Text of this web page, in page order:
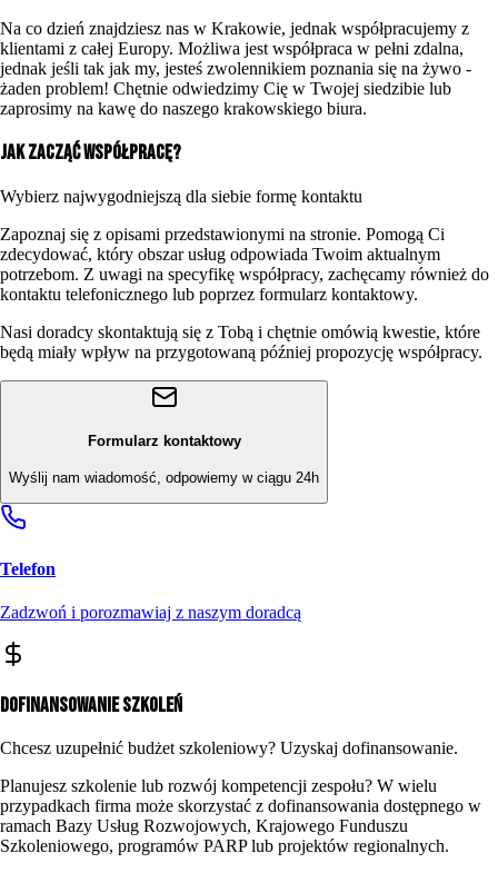
Na co dzień znajdziesz nas w Krakowie, jednak współpracujemy z
klientami z całej Europy. Możliwa jest współpraca w pełni zdalna,
jednak jeśli tak jak my, jesteś zwolennikiem poznania się na żywo -
żaden problem! Chętnie odwiedzimy Cię w Twojej siedzibie lub
zaprosimy na kawę do naszego krakowskiego biura.
Jak zacząć współpracę?
Wybierz najwygodniejszą dla siebie formę kontaktu
Zapoznaj się z opisami przedstawionymi na stronie. Pomogą Ci
zdecydować, który obszar usług odpowiada Twoim aktualnym
potrzebom. Z uwagi na specyfikę współpracy, zachęcamy również do
kontaktu telefonicznego lub poprzez formularz kontaktowy.
Nasi doradcy skontaktują się z Tobą i chętnie omówią kwestie, które
będą miały wpływ na przygotowaną później propozycję współpracy.
Formularz kontaktowy
Wyślij nam wiadomość, odpowiemy w ciągu 24h
Telefon
Zadzwoń i porozmawiaj z naszym doradcą
Dofinansowanie szkoleń
Chcesz uzupełnić budżet szkoleniowy? Uzyskaj dofinansowanie.
Planujesz szkolenie lub rozwój kompetencji zespołu? W wielu
przypadkach firma może skorzystać z dofinansowania dostępnego w
ramach Bazy Usług Rozwojowych, Krajowego Funduszu
Szkoleniowego, programów PARP lub projektów regionalnych.